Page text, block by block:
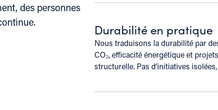
des personnes
Durabilité en pratique
Nous traduisons la durabilité par
CO₂, efficacité énergétique et
structurelle. Pas d'initiatives